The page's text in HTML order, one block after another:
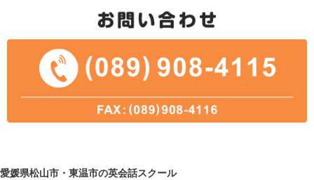
愛媛県松山市・東温市の英会話スクール